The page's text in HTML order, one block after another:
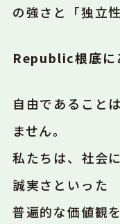
の強さと「独立
Republic根底に
自由であること
ません。
私たちは、社会
誠実さといった
普遍的な価値観